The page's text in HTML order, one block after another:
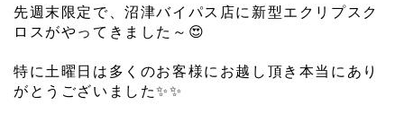
先週末限定で、沼津バイパス店に新型エクリプスク
ロスがやってきました～ 😍
特に土曜日は多くのお客様にお越し頂き本当にあり
がとうございました✨✨